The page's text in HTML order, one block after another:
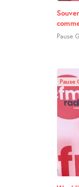
Pause
Pause